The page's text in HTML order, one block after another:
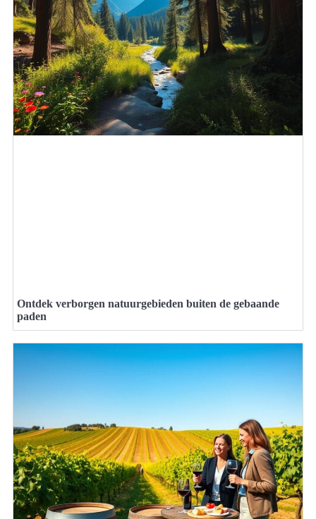
Ontdek verborgen natuurgebieden buiten de gebaande
paden